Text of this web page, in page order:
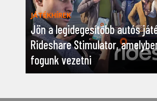
JÁTÉKHÍREK
Jön a legidegesítőbb autós
Rideshare Stimulator,
fogunk vezetni